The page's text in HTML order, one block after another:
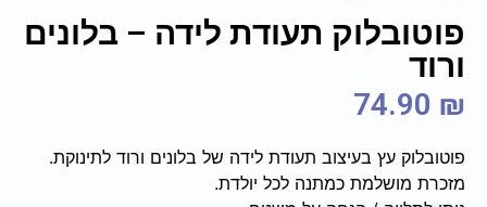
תעודת לידה – בלונים
עץ בעיצוב תעודת לידה של בלונים ורוד לתינוקת.
כמתנה לכל יולדת.